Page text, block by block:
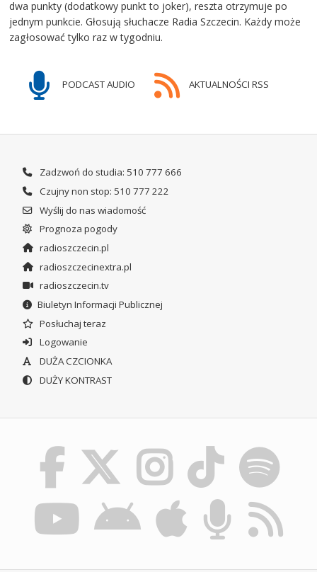
dwa punkty (dodatkowy punkt to joker), reszta otrzymuje po
jednym punkcie. Głosują słuchacze Radia Szczecin. Każdy może
zagłosować tylko raz w tygodniu.
PODCAST AUDIO AKTUALNOŚCI RSS
Zadzwoń do studia: 510 777 666
Czujny non stop: 510 777 222
Wyślij do nas wiadomość
Prognoza pogody
radioszczecin.pl
radioszczecinextra.pl
radioszczecin.tv
Biuletyn Informacji Publicznej
Posłuchaj teraz
Logowanie
DUŻA CZCIONKA
DUŻY KONTRAST